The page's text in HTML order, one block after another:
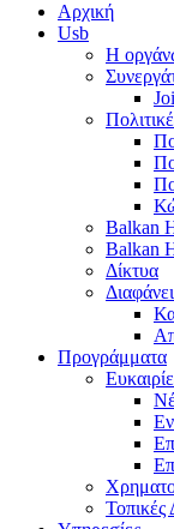
Αρχική
Usb
Η
Balkan
Balkan
Δίκτυα
Προγράμματα
Τοπικές